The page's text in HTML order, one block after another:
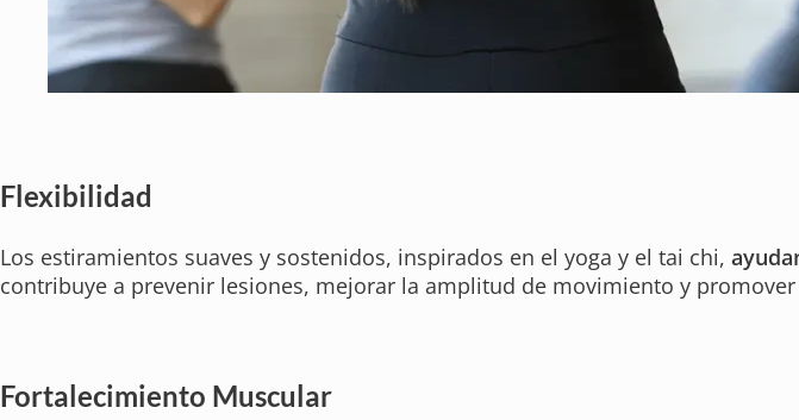
Flexibilidad
Los estiramientos suaves y sostenidos, inspirados en el yoga y el tai chi,
contribuye a prevenir lesiones, mejorar la amplitud de movimiento y
Fortalecimiento Muscular